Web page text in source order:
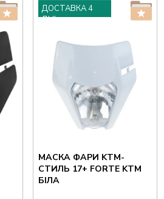
ДОСТАВКА 4
ДНІ
МАСКА ФАРИ KTM-
СТИЛЬ 17+ FORTE KTM
БІЛА